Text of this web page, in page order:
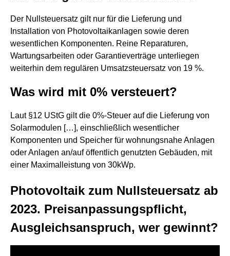
Der Nullsteuersatz gilt nur für die Lieferung und
Installation von Photovoltaikanlagen sowie deren
wesentlichen Komponenten. Reine Reparaturen,
Wartungsarbeiten oder Garantieverträge unterliegen
weiterhin dem regulären Umsatzsteuersatz von 19 %.
Was wird mit 0% versteuert?
Laut §12 UStG gilt die 0%-Steuer auf die Lieferung von
Solarmodulen […], einschließlich wesentlicher
Komponenten und Speicher für wohnungsnahe Anlagen
oder Anlagen an/auf öffentlich genutzten Gebäuden, mit
einer Maximalleistung von 30kWp.
Photovoltaik zum Nullsteuersatz ab
2023. Preisanpassungspflicht,
Ausgleichsanspruch, wer gewinnt?